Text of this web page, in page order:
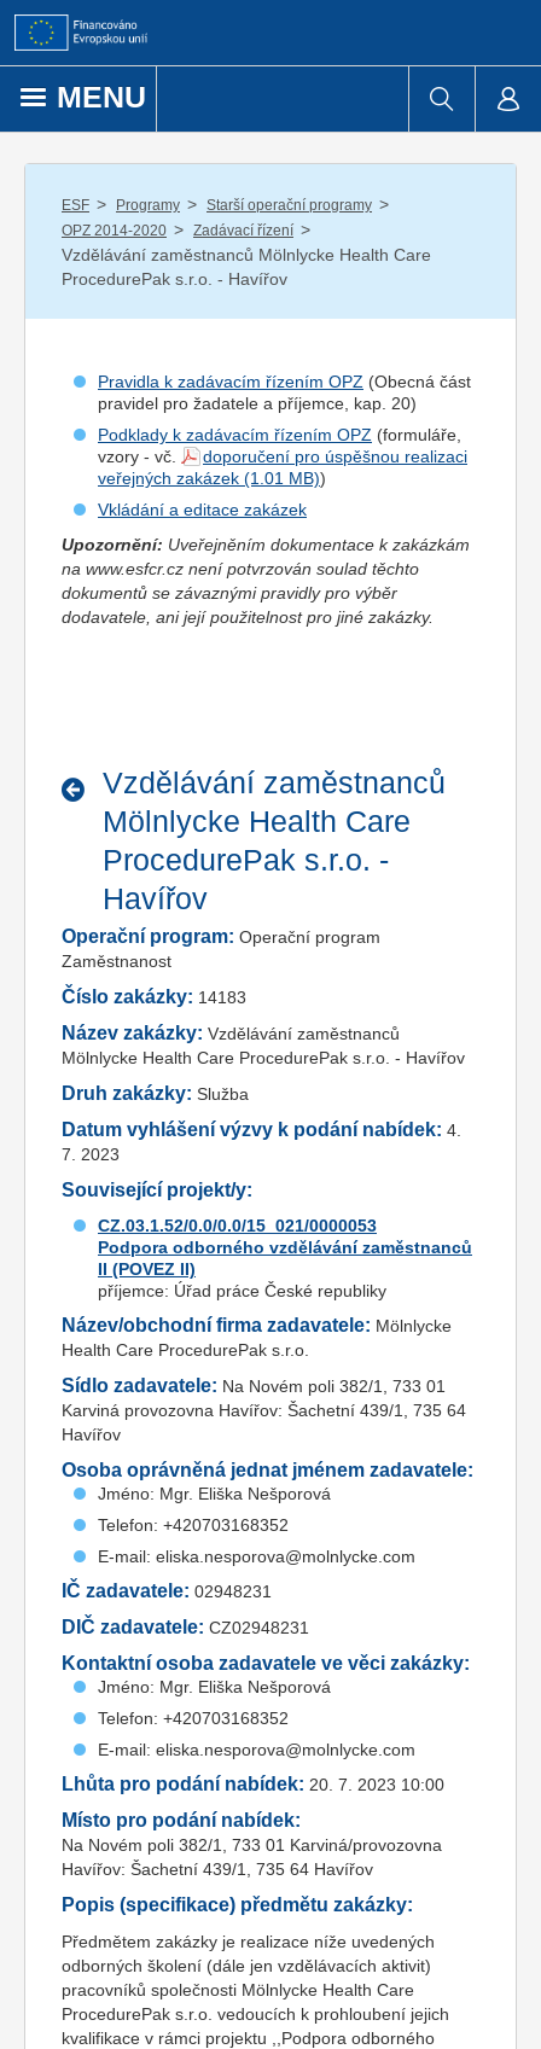
Přejít k obsahu
MENU
ESF / Programy / Starší operační programy /
OPZ 2014-2020 / Zadávací řízení /
Vzdělávání zaměstnanců Mölnlycke Health Care
ProcedurePak s.r.o. - Havířov
Pravidla k zadávacím řízením OPZ (Obecná část
pravidel pro žadatele a příjemce , kap. 20)
Podklady k zadávacím řízením OPZ (formuláře,
vzory - vč.
doporučení pro úspěšnou realizaci
veřejných zakázek
)
Vkládání a editace zakázek
Upozornění: Uveřejněním dokumentace k zakázkám
na www.esfcr.cz není potvrzován soulad těchto
dokumentů se závaznými pravidly pro výběr
dodavatele, ani její použitelnost pro jiné zakázky.
Vzdělávání zaměstnanců
Mölnlycke Health Care
ProcedurePak s.r.o. -
Havířov
Operační program: Operační program
Zaměstnanost
Číslo zakázky: 14183
Název zakázky: Vzdělávání zaměstnanců
Mölnlycke Health Care ProcedurePak s.r.o. - Havířov
Druh zakázky: Služba
Datum vyhlášení výzvy k podání nabídek: 4.
7. 2023
Související projekt/y:
CZ.03.1.52/0.0/0.0/15_021/0000053
Podpora odborného vzdělávání zaměstnanců
II (POVEZ II)
příjemce: Úřad práce České republiky
Název/obchodní firma zadavatele: Mölnlycke
Health Care ProcedurePak s.r.o.
Sídlo zadavatele: Na Novém poli 382/1, 733 01
Karviná provozovna Havířov: Šachetní 439/1, 735 64
Havířov
Osoba oprávněná jednat jménem zadavatele:
Jméno: Mgr. Eliška Nešporová
Telefon: +420703168352
E-mail: eliska.nesporova@molnlycke.com
IČ zadavatele: 02948231
DIČ zadavatele: CZ02948231
Kontaktní osoba zadavatele ve věci zakázky:
Jméno: Mgr. Eliška Nešporová
Telefon: +420703168352
E-mail: eliska.nesporova@molnlycke.com
Lhůta pro podání nabídek: 20. 7. 2023 10:00
Místo pro podání nabídek:
Na Novém poli 382/1, 733 01 Karviná/provozovna
Havířov: Šachetní 439/1, 735 64 Havířov
Popis (specifikace) předmětu zakázky:
Předmětem zakázky je realizace níže uvedených
odborných školení (dále jen vzdělávacích aktivit)
pracovníků společnosti Mölnlycke Health Care
ProcedurePak s.r.o. vedoucích k prohloubení jejich
kvalifikace v rámci projektu ,,Podpora odborného